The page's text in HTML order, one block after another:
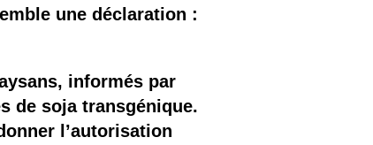
une déclaration :
informés par
de soja transgénique.
l’autorisation